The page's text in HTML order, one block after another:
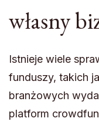
własny
Istnieje wiele
funduszy, takich
branżowych
platform